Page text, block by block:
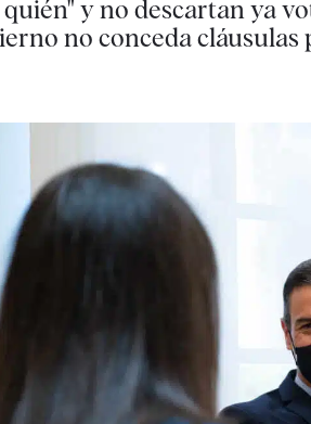
y no descartan ya
no conceda cláusulas